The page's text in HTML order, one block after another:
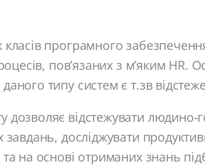
програмного
пов’язаних з м’яким HR.
типу систем є т.зв
відстежувати людино-
завдань, досліджувати
на основі отриманих знань